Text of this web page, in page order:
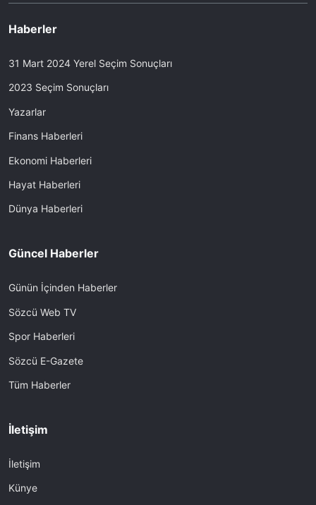
Haberler
31 Mart 2024 Yerel Seçim Sonuçları
2023 Seçim Sonuçları
Yazarlar
Finans Haberleri
Ekonomi Haberleri
Hayat Haberleri
Dünya Haberleri
Güncel Haberler
Günün İçinden Haberler
Sözcü Web TV
Spor Haberleri
Sözcü E-Gazete
Tüm Haberler
İletişim
İletişim
Künye